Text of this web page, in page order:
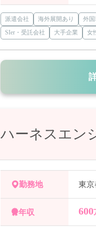
派遣会社 海外展開あり
外
SIer・受託会社
大手企業 女
ハーネスエン
勤務地 東京
年収 600